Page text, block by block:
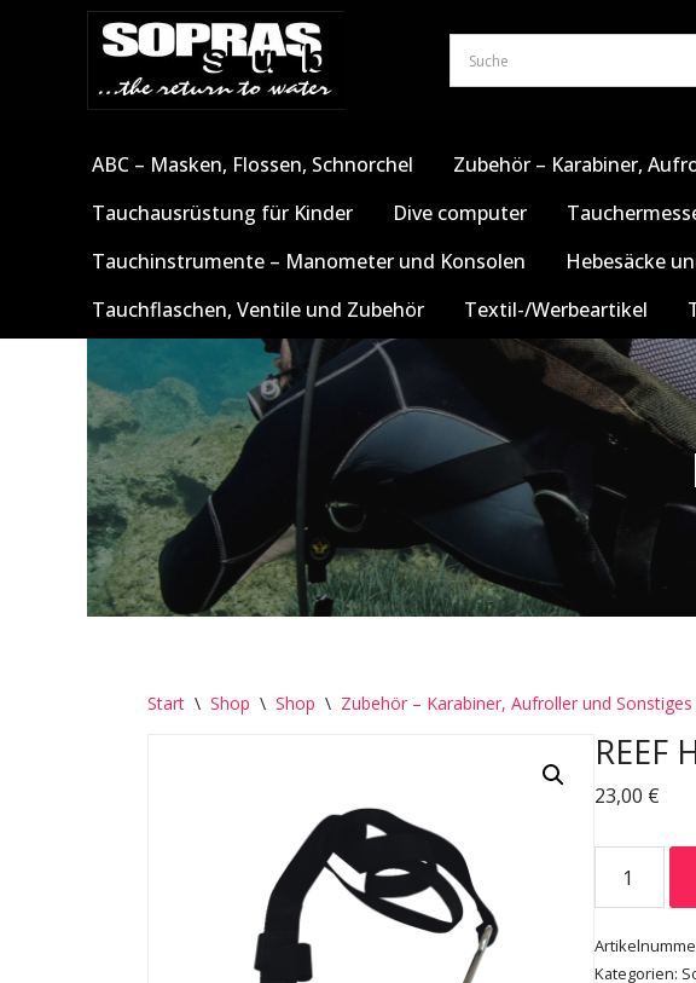
ABC – Masken, Flossen, Schnorchel Zubehör – Karabiner,
Tauchausrüstung für Kinder
Dive computer
Tauchinstrumente – Manometer und Konsolen
Hebesäcke
Tauchflaschen, Ventile und Zubehör
Textil-/Werbeartikel
Start \ Shop \ Shop \ Zubehör – Karabiner, Aufroller und Sonstiges
REEF
23,00 €
Kategorien: